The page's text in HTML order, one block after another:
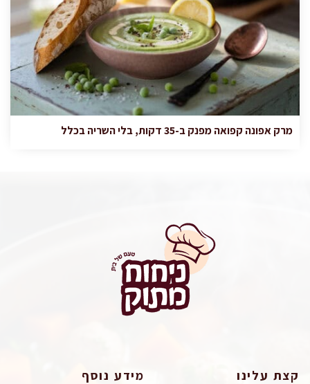
מרק אפונה קפואה מפנק ב-35 דקות, בלי השריה בכלל
קצת עלינו מידע נוסף